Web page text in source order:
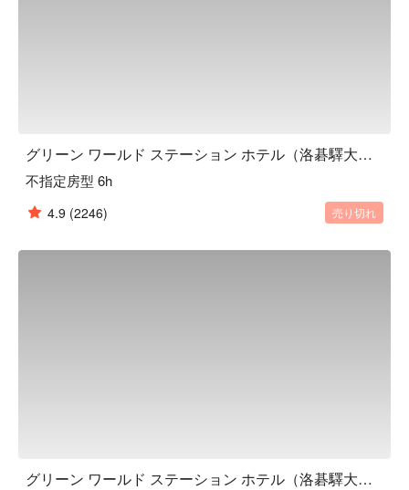
グリーン ワールド ステーション ホテル（洛碁驛大飯店）, 台北
不指定房型 6h
4.9 (2246) 売り切れ
グリーン ワールド ステーション ホテル（洛碁驛大飯店）, 台北